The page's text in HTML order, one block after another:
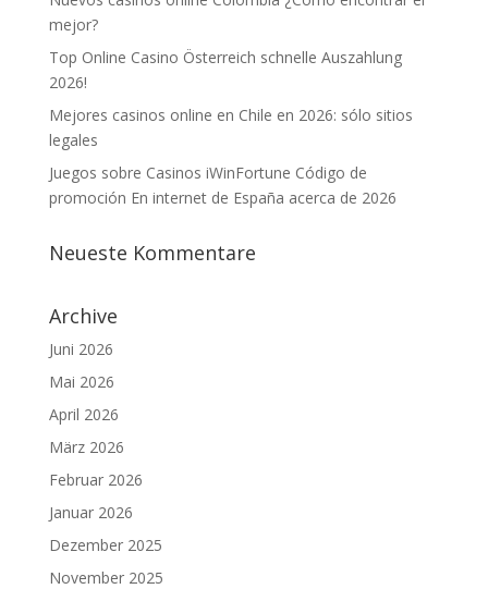
mejor?
Top Online Casino Österreich schnelle Auszahlung
2026!
Mejores casinos online en Chile en 2026: sólo sitios
legales
Juegos sobre Casinos iWinFortune Código de
promoción En internet de España acerca de 2026
Neueste Kommentare
Archive
Juni 2026
Mai 2026
April 2026
März 2026
Februar 2026
Januar 2026
Dezember 2025
November 2025